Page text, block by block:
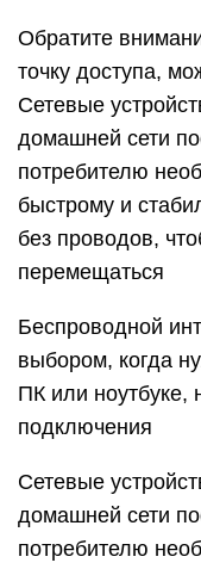
Обратите
точку доступа,
Сетевые
домашней сети
потребителю
быстрому и
без проводов,
перемещаться
Беспроводной
выбором, когда
ПК или ноутбуке,
подключения
Сетевые
домашней сети
потребителю